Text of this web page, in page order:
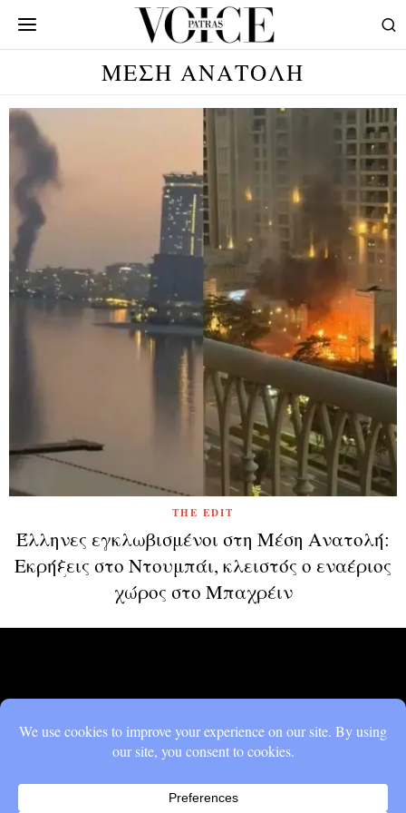
ΜΈΣΗ ΑΝΑΤΟΛΉ
THE EDIT
Έλληνες εγκλωβισμένοι στη Μέση Ανατολή:
Εκρήξεις στο Ντουμπάι, κλειστός ο εναέριος
χώρος στο Μπαχρέιν